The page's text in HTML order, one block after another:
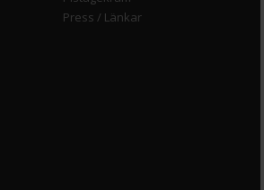
Press / Länkar